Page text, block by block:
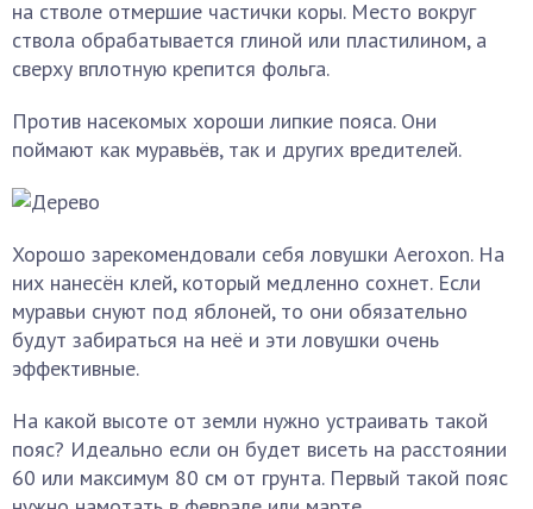
на стволе отмершие частички коры. Место вокруг
ствола обрабатывается глиной или пластилином, а
сверху вплотную крепится фольга.
Против насекомых хороши липкие пояса. Они
поймают как муравьёв, так и других вредителей.
Хорошо зарекомендовали себя ловушки Aeroxon. На
них нанесён клей, который медленно сохнет. Если
муравьи снуют под яблоней, то они обязательно
будут забираться на неё и эти ловушки очень
эффективные.
На какой высоте от земли нужно устраивать такой
пояс? Идеально если он будет висеть на расстоянии
60 или максимум 80 см от грунта. Первый такой пояс